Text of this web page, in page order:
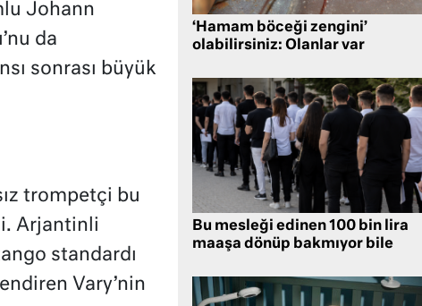
Johann
da
sonrası büyük
trompetçi bu
Arjantinli
standardı
Vary’nin
‘Hamam böceği zengini’
olabilirsiniz: Olanlar var
Bu mesleği edinen 100 bin lira
maaşa dönüp bakmıyor bile